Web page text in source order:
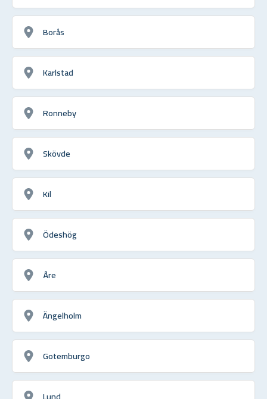
Borås
Karlstad
Ronneby
Skövde
Kil
Ödeshög
Åre
Ängelholm
Gotemburgo